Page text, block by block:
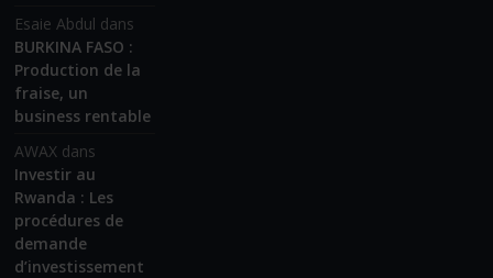
Esaie Abdul dans
BURKINA FASO :
Production de la
fraise, un
business rentable
AWAX dans
Investir au
Rwanda : Les
procédures de
demande
d’investissement